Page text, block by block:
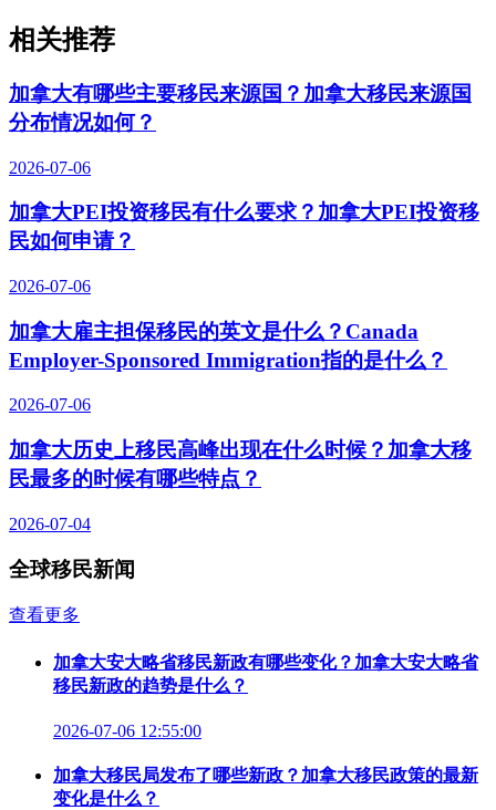
相关推荐
加拿大有哪些主要移民来源国？加拿大移民来源国
分布情况如何？
2026-07-06
加拿大PEI投资移民有什么要求？加拿大PEI投资移
民如何申请？
2026-07-06
加拿大雇主担保移民的英文是什么？Canada
Employer-Sponsored Immigration指的是什么？
2026-07-06
加拿大历史上移民高峰出现在什么时候？加拿大移
民最多的时候有哪些特点？
2026-07-04
全球移民新闻
查看更多
加拿大安大略省移民新政有哪些变化？加拿大安大略省
移民新政的趋势是什么？
2026-07-06 12:55:00
加拿大移民局发布了哪些新政？加拿大移民政策的最新
变化是什么？